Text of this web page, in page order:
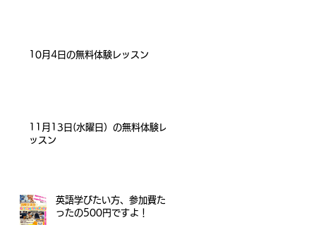
10月4日の無料体験レッスン
11月13日(水曜日）の無料体験レ
ッスン
英語学びたい方、参加費た
ったの500円ですよ！